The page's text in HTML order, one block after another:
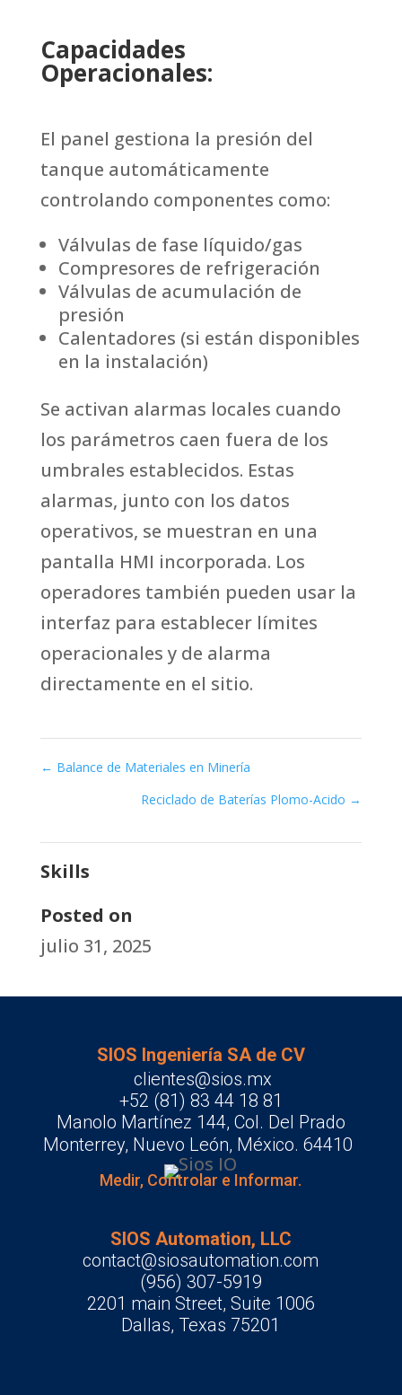
Capacidades
Operacionales:
El panel gestiona la presión del
tanque automáticamente
controlando componentes como:
Válvulas de fase líquido/gas
Compresores de refrigeración
Válvulas de acumulación de
presión
Calentadores (si están disponibles
en la instalación)
Se activan alarmas locales cuando
los parámetros caen fuera de los
umbrales establecidos. Estas
alarmas, junto con los datos
operativos, se muestran en una
pantalla HMI incorporada. Los
operadores también pueden usar la
interfaz para establecer límites
operacionales y de alarma
directamente en el sitio.
← Balance de Materiales en Minería
Reciclado de Baterías Plomo-Acido →
Skills
Posted on
julio 31, 2025
SIOS Ingeniería SA de CV
clientes@sios.mx
+52 (81) 83 44 18 81
Manolo Martínez 144, Col. Del Prado
Monterrey, Nuevo León, México. 64410
Medir, Controlar e Informar.
SIOS Automation, LLC
contact@siosautomation.com
(956) 307-5919
2201 main Street, Suite 1006
Dallas, Texas 75201